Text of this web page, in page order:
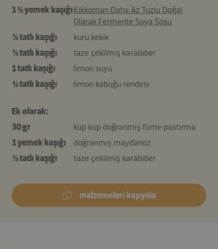
1 ½ yemek kaşığıKikkoman Daha Az Tuzlu Doğal
Olarak Fermente Soya Sosu
⅓ tatlı kaşığı
kuru kekik
⅓ tatlı kaşığı
taze çekilmiş karabiber
1 tatlı kaşığı
limon suyu
½ tatlı kaşığı
limon kabuğu rendesi
Ek olarak:
30 gr
küp küp doğranmış füme pastırma
1 yemek kaşığı
doğranmış maydanoz
⅓ tatlı kaşığı
taze çekilmiş karabiber
malzemeleri kopyala